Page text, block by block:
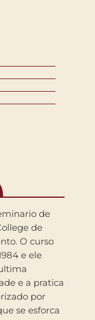
de
de
O curso
e ele
por
se esforca